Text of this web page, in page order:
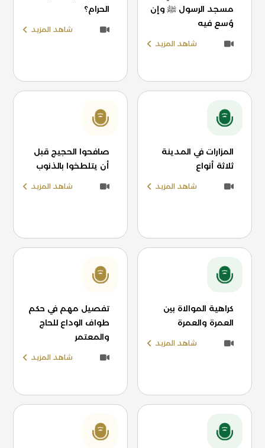
مسجد الرسول ﷺ وإن
وُسع فيه
شاهد المزيد
الحرام؟
شاهد المزيد
المزارات في المدينة
ثلاثة أنواع
شاهد المزيد
صافحوا الحجيج قبل
أن يتلطخوا بالذنوب
شاهد المزيد
كراهية الموالاة بين
العمرة والعمرة
شاهد المزيد
تفصيل مهم في حكم
طواف الوداع للحاج
والمعتمر
شاهد المزيد